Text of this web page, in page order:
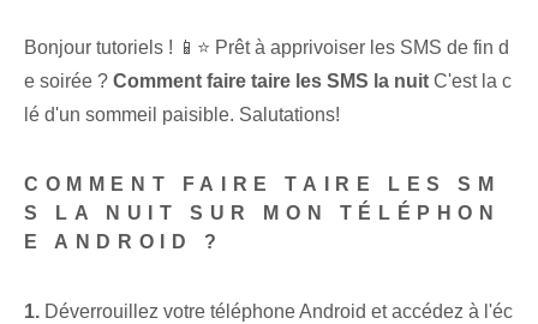
Bonjour⁤ tutoriels ! 📱⭐️ Prêt⁢ à apprivoiser les SMS de fin d
e soirée ? Comment faire taire les SMS la nuit C'est la c
lé d'un sommeil paisible. Salutations!​
COMMENT FAIRE TAIRE LES SM
S LA NUIT SUR MON TÉLÉPHON
E ANDROID ?
1. Déverrouillez votre téléphone Android et accédez à l'éc